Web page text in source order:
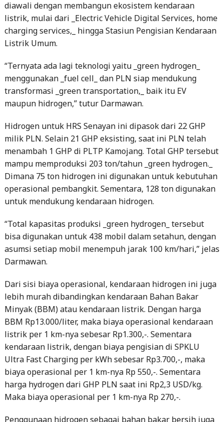
diawali dengan membangun ekosistem kendaraan
listrik, mulai dari _Electric Vehicle Digital Services, home
charging services,_ hingga Stasiun Pengisian Kendaraan
Listrik Umum.
“Ternyata ada lagi teknologi yaitu _green hydrogen_
menggunakan _fuel cell_ dan PLN siap mendukung
transformasi _green transportation,_ baik itu EV
maupun hidrogen,” tutur Darmawan.
Hidrogen untuk HRS Senayan ini dipasok dari 22 GHP
milik PLN. Selain 21 GHP eksisting, saat ini PLN telah
menambah 1 GHP di PLTP Kamojang. Total GHP tersebut
mampu memproduksi 203 ton/tahun _green hydrogen._
Dimana 75 ton hidrogen ini digunakan untuk kebutuhan
operasional pembangkit. Sementara, 128 ton digunakan
untuk mendukung kendaraan hidrogen.
“Total kapasitas produksi _green hydrogen_ tersebut
bisa digunakan untuk 438 mobil dalam setahun, dengan
asumsi setiap mobil menempuh jarak 100 km/hari,” jelas
Darmawan.
Dari sisi biaya operasional, kendaraan hidrogen ini juga
lebih murah dibandingkan kendaraan Bahan Bakar
Minyak (BBM) atau kendaraan listrik. Dengan harga
BBM Rp13.000/liter, maka biaya operasional kendaraan
listrik per 1 km-nya sebesar Rp1.300,-. Sementara
kendaraan listrik, dengan biaya pengisian di SPKLU
Ultra Fast Charging per kWh sebesar Rp3.700,-, maka
biaya operasional per 1 km-nya Rp 550,-. Sementara
harga hydrogen dari GHP PLN saat ini Rp2,3 USD/kg.
Maka biaya operasional per 1 km-nya Rp 270,-.
Penggunaan hidrogen sebagai bahan bakar bersih juga